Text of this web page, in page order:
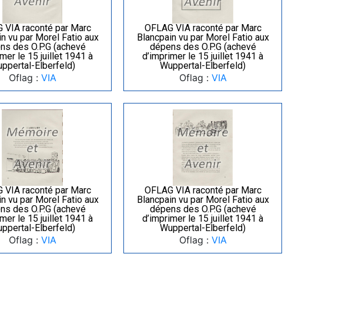
VIA raconté par Marc
vu par Morel Fatio aux
des O.P.G (achevé
le 15 juillet 1941 à
Elberfeld)
Oflag : VIA
OFLAG VIA raconté par Marc
Blancpain vu par Morel Fatio aux
dépens des O.P.G (achevé
d’imprimer le 15 juillet 1941 à
Wuppertal-Elberfeld)
Oflag : VIA
VIA raconté par Marc
vu par Morel Fatio aux
des O.P.G (achevé
le 15 juillet 1941 à
Elberfeld)
Oflag : VIA
OFLAG VIA raconté par Marc
Blancpain vu par Morel Fatio aux
dépens des O.P.G (achevé
d’imprimer le 15 juillet 1941 à
Wuppertal-Elberfeld)
Oflag : VIA